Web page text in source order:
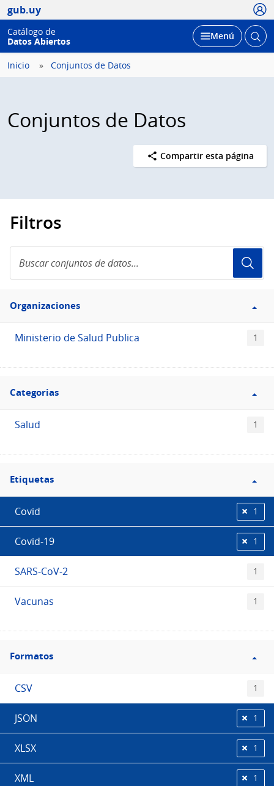
gub.uy
Catálogo de
Datos Abiertos
Desplegar
Menú Abrir
Inicio Conjuntos de Datos
Conjuntos de Datos
Compartir esta página
Filtros
conjuntos
de
Filtro
Organizaciones
Organizaciones
Ministerio de Salud Publica 1
Filtro
Categorias
Categorias
Salud 1
Filtro
Etiquetas
Etiquetas
Covid 1
Covid-19 1
SARS-CoV-2 1
Vacunas 1
Filtro
Formatos
Formatos
CSV 1
JSON 1
XLSX 1
XML 1